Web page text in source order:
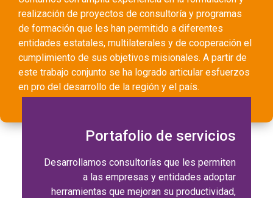
realización de proyectos de consultoría y programas
de formación que les han permitido a diferentes
entidades estatales, multilaterales y de cooperación el
cumplimiento de sus objetivos misionales. A partir de
este trabajo conjunto se ha logrado articular esfuerzos
en pro del desarrollo de la región y el país.
Portafolio de servicios
Desarrollamos consultorías que les permiten
a las empresas y entidades adoptar
herramientas que mejoran su productividad,